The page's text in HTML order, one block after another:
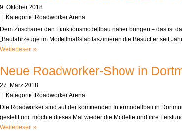
9. Oktober 2018
| Kategorie: Roadworker Arena
Dem Zuschauer den Funktionsmodellbau näher bringen – das ist
„Baufahrzeuge im Modellmaßstab faszinieren die Besucher seit
Weiterlesen »
Neue Roadworker-Show in
27. März 2018
| Kategorie: Roadworker Arena
Die Roadworker sind auf der kommenden Intermodellbau in
gestellt und möchte dieses Mal wieder die Modelle und ihre
Weiterlesen »